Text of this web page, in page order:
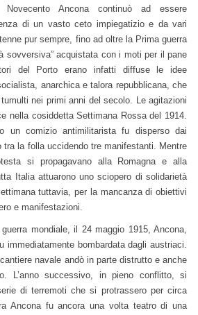
Ancona continuò ad essere
di un vasto ceto impiegatizio e da vari
pur sempre, fino ad oltre la Prima guerra
sovversiva” acquistata con i moti per il pane
del Porto erano infatti diffuse le idee
anarchica e talora repubblicana, che
nei primi anni del secolo. Le agitazioni
nella cosiddetta Settimana Rossa del 1914.
un comizio antimilitarista fu disperso dai
tra la folla uccidendo tre manifestanti. Mentre
si propagavano alla Romagna e alla
Italia attuarono uno sciopero di solidarietà
tuttavia, per la mancanza di obiettivi
e manifestazioni.
mondiale, il 24 maggio 1915, Ancona,
immediatamente bombardata dagli austriaci.
navale andò in parte distrutto e anche
L’anno successivo, in pieno conflitto, si
di terremoti che si protrassero per circa
Ancona fu ancora una volta teatro di una